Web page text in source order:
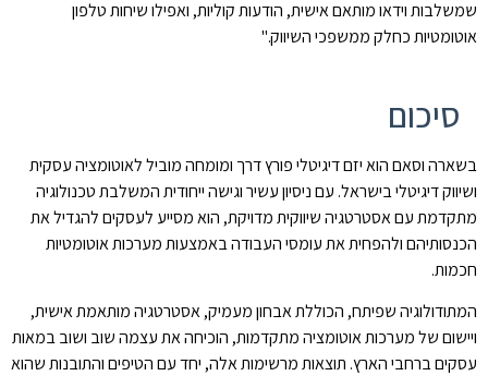
שמשלבות וידאו מותאם אישית, הודעות קוליות, ואפילו שיחות טלפון
אוטומטיות כחלק ממשפכי השיווק."
סיכום
בשארה וסאם הוא יזם דיגיטלי פורץ דרך ומומחה מוביל לאוטומציה עסקית
ושיווק דיגיטלי בישראל. עם ניסיון עשיר וגישה ייחודית המשלבת טכנולוגיה
מתקדמת עם אסטרטגיה שיווקית מדויקת, הוא מסייע לעסקים להגדיל את
הכנסותיהם ולהפחית את עומסי העבודה באמצעות מערכות אוטומטיות
חכמות.
המתודולוגיה שפיתח, הכוללת אבחון מעמיק, אסטרטגיה מותאמת אישית,
ויישום של מערכות אוטומציה מתקדמות, הוכיחה את עצמה שוב ושוב במאות
עסקים ברחבי הארץ. תוצאות מרשימות אלה, יחד עם הטיפים והתובנות שהוא